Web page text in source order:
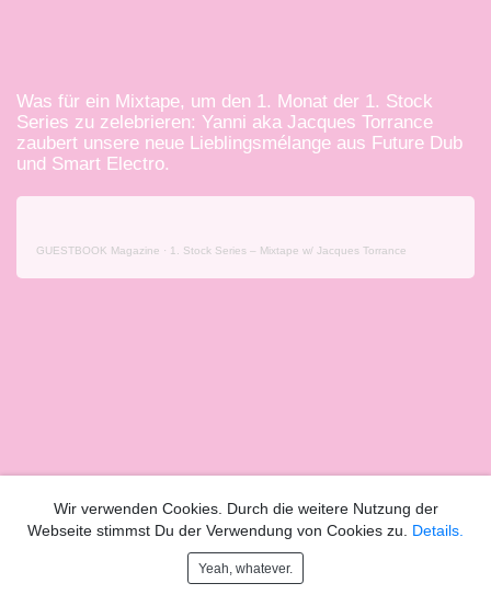
Wir verwenden Cookies. Durch die weitere Nutzung der
Webseite stimmst Du der Verwendung von Cookies zu. Details.
Yeah, whatever.
Was für ein Mixtape, um den 1. Monat der 1. Stock
Series zu zelebrieren: Yanni aka Jacques Torrance
zaubert unsere neue Lieblingsmélange aus Future Dub
und Smart Electro.
GUESTBOOK Magazine · 1. Stock Series – Mixtape w/ Jacques Torrance
INFO IMPRESSUM